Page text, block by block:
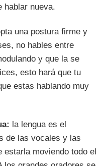
hablar nueva.
una postura firme y
no hables entre
y que la se
esto hará que tu
estas hablando muy
la lengua es el
de las vocales y las
estarla moviendo todo el